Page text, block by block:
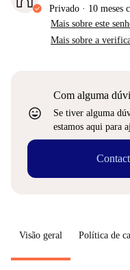
Privado · 10 meses
Mais sobre este
Mais sobre a
sentiment_very_satisfied
Com alguma
Se tiver alguma
estamos aqui para
Visão geral Política de